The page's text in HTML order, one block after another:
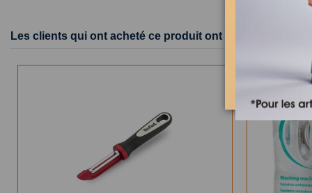
Les clients qui ont acheté ce produit ont également